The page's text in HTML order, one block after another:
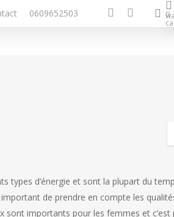
0609652503 facebookinstagram 0
types d’énergie et sont la plupart du
de prendre en compte les
sont importants pour les femmes et